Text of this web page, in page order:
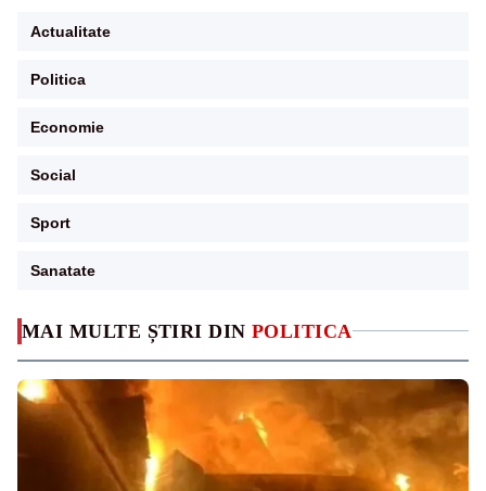
MAI MULTE ȘTIRI DIN POLITICA
Actualitate
Politica
Economie
Social
Sport
Sanatate